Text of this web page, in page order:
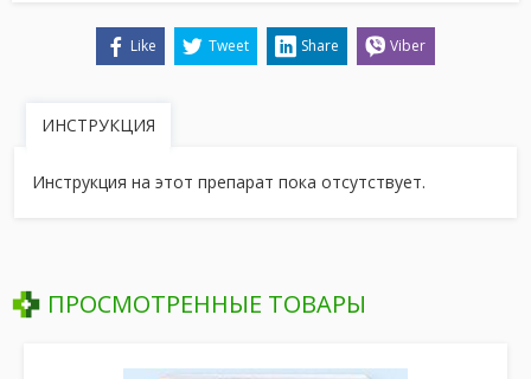
Like Tweet Share Viber
ИНСТРУКЦИЯ
Инструкция на этот препарат пока отсутствует.
ПРОСМОТРЕННЫЕ ТОВАРЫ